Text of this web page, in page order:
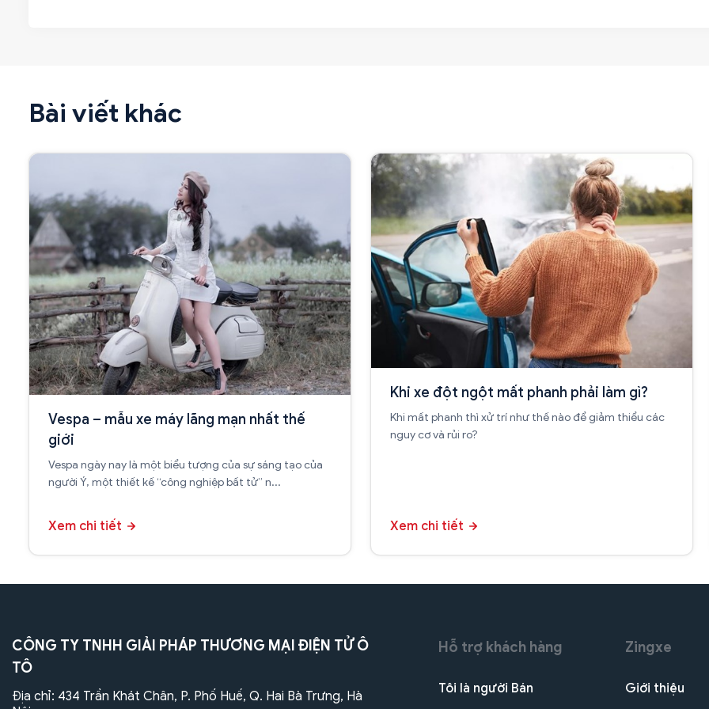
Bài viết khác
Vespa – mẫu xe máy lãng mạn nhất thế
giới
Vespa ngày nay là một biểu tượng của sự sáng tạo của
người Ý, một thiết kế “công nghiệp bất tử” n...
Xem chi tiết
Khi xe đột ngột mất phanh phải làm gì?
Khi mất phanh thì xử trí như thế nào để giảm thiểu các
nguy cơ và rủi ro?
Xem chi tiết
CÔNG TY TNHH GIẢI PHÁP THƯƠNG MẠI ĐIỆN TỬ Ô
TÔ
Địa chỉ: 434 Trần Khát Chân, P. Phố Huế, Q. Hai Bà Trưng, Hà
Hỗ trợ khách hàng
Tôi là người Bán
Zingxe
Giới thiệu